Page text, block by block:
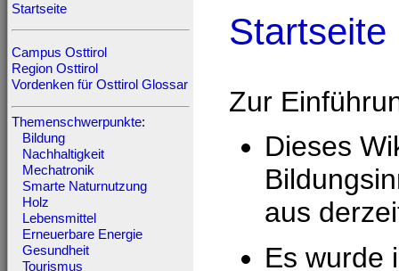
Startseite
Campus Osttirol
Region Osttirol
Vordenken für Osttirol Glossar
Themenschwerpunkte:
Bildung
Nachhaltigkeit
Mechatronik
Smarte Naturnutzung
Holz
Lebensmittel
Erneuerbare Energie
Gesundheit
Tourismus
Startseite
Zur
Dieses
aus
Es wurde